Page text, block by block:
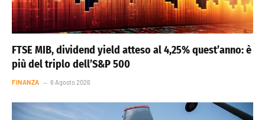
FTSE MIB, dividend yield atteso al 4,25% quest’anno: è
più del triplo dell’S&P 500
FINANZA 6 Agosto 2026